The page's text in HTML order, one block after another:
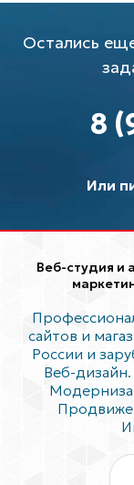
Остались
8
Или
Веб-студия и
сайтов и
России и
Веб-